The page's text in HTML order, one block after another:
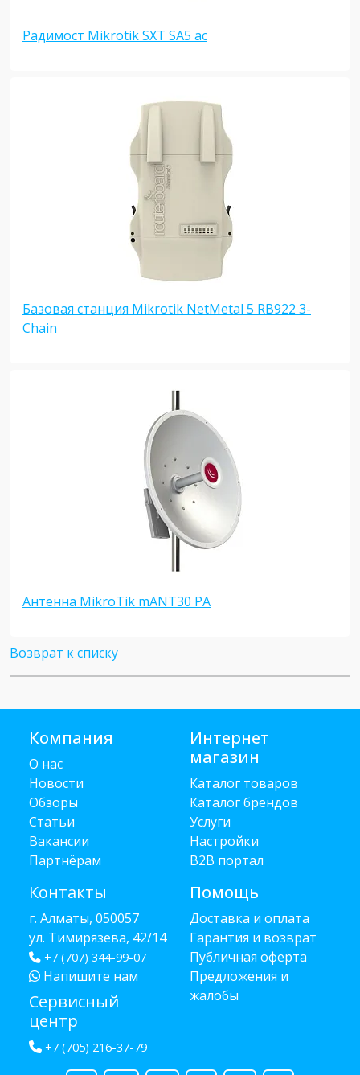
Радимост Mikrotik SXT SA5 ac
Базовая станция Mikrotik NetMetal 5 RB922 3-
Chain
Антенна MikroTik mANT30 PA
Возврат к списку
Компания
О нас
Новости
Обзоры
Статьи
Вакансии
Партнёрам
Контакты
г. Алматы, 050057
ул. Тимирязева, 42/14
+7 (707) 344-99-07
Напишите нам
Сервисный
центр
+7 (705) 216-37-79
Интернет
магазин
Каталог товаров
Каталог брендов
Услуги
Настройки
B2B портал
Помощь
Доставка и оплата
Гарантия и возврат
Публичная оферта
Предложения и
жалобы